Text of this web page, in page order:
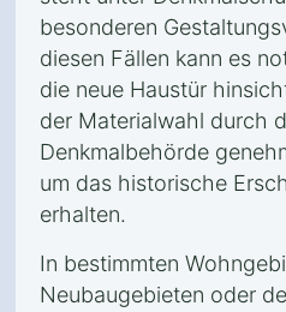
besonderen
diesen Fällen kann es
die neue Haustür
der Materialwahl durch
Denkmalbehörde
um das historische
erhalten.
In bestimmten
Neubaugebieten oder